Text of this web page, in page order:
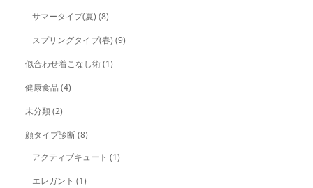
サマータイプ(夏) (8)
スプリングタイプ(春) (9)
似合わせ着こなし術(1)
健康食品 (4)
未分類(2)
顔タイプ診断(8)
アクティブキュート (1)
エレガント (1)